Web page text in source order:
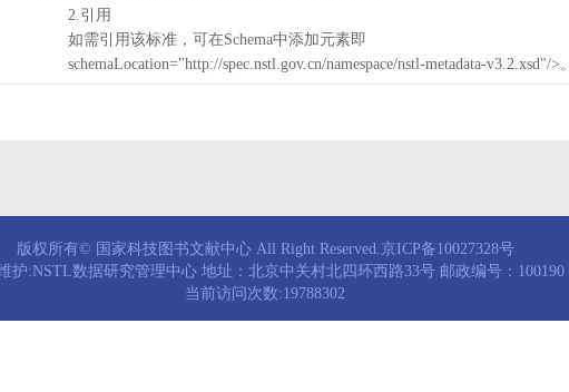
2.引用
如需引用该标准，可在Schema中添加元素即
schemaLocation="http://spec.nstl.gov.cn/namespace/nstl-metadata-v3.2.xsd"/>。
版权所有© 国家科技图书文献中心 All Right Reserved.京ICP备10027328号
护:NSTL数据研究管理中心 地址：北京中关村北四环西路33号 邮政编号：100190
当前访问次数:19788302